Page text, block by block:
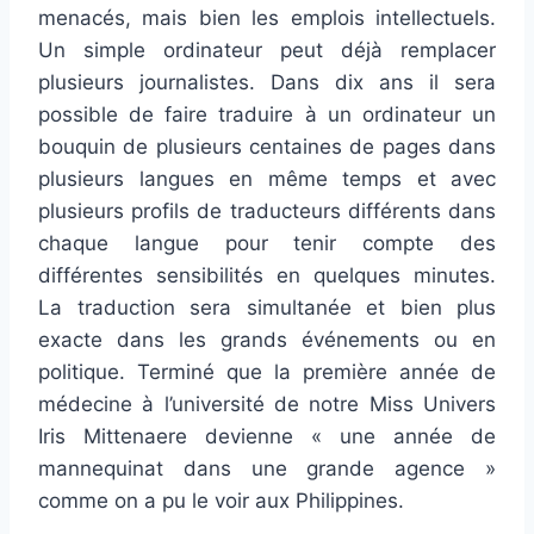
menacés, mais bien les emplois intellectuels.
Un simple ordinateur peut déjà remplacer
plusieurs journalistes. Dans dix ans il sera
possible de faire traduire à un ordinateur un
bouquin de plusieurs centaines de pages dans
plusieurs langues en même temps et avec
plusieurs profils de traducteurs différents dans
chaque langue pour tenir compte des
différentes sensibilités en quelques minutes.
La traduction sera simultanée et bien plus
exacte dans les grands événements ou en
politique. Terminé que la première année de
médecine à l’université de notre Miss Univers
Iris Mittenaere devienne « une année de
mannequinat dans une grande agence »
comme on a pu le voir aux Philippines.